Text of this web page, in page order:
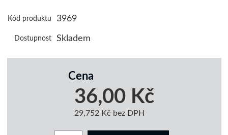
Kód produktu 3969
Dostupnost Skladem
Cena
36,00 Kč
29,752 Kč bez DPH